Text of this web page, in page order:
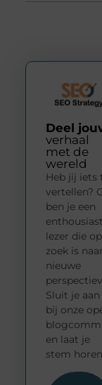
Deel
verhaal
met de
wereld
Heb jij iets
vertellen?
ben je een
lezer die op
zoek is naar
nieuwe
Sluit je aan
bij onze
en laat je
stem